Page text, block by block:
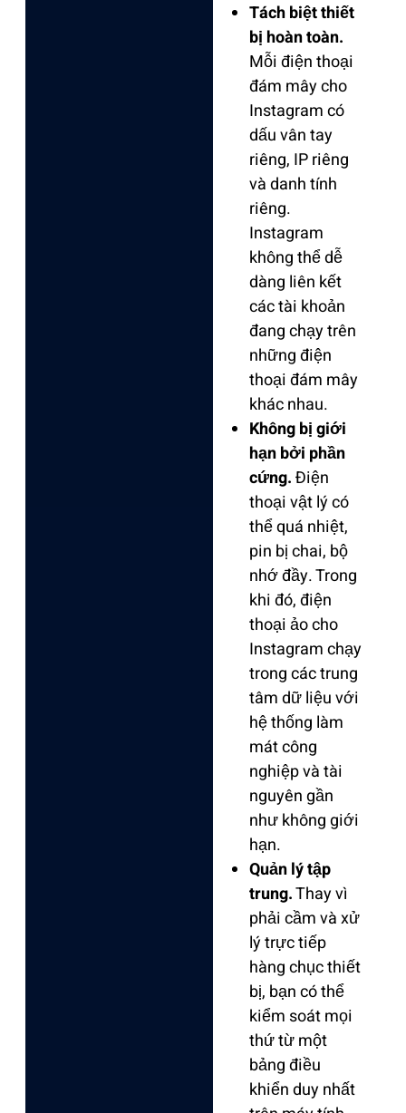
Tách biệt thiết
bị hoàn toàn.
Mỗi điện thoại
đám mây cho
Instagram có
dấu vân tay
riêng, IP riêng
và danh tính
riêng.
Instagram
không thể dễ
dàng liên kết
các tài khoản
đang chạy trên
những điện
thoại đám mây
khác nhau.
Không bị giới
hạn bởi phần
cứng.Điện
thoại vật lý có
thể quá nhiệt,
pin bị chai, bộ
nhớ đầy. Trong
khi đó, điện
thoại ảo cho
Instagram chạy
trong các trung
tâm dữ liệu với
hệ thống làm
mát công
nghiệp và tài
nguyên gần
như không giới
hạn.
Quản lý tập
trung.Thay vì
phải cầm và xử
lý trực tiếp
hàng chục thiết
bị, bạn có thể
kiểm soát mọi
thứ từ một
bảng điều
khiển duy nhất